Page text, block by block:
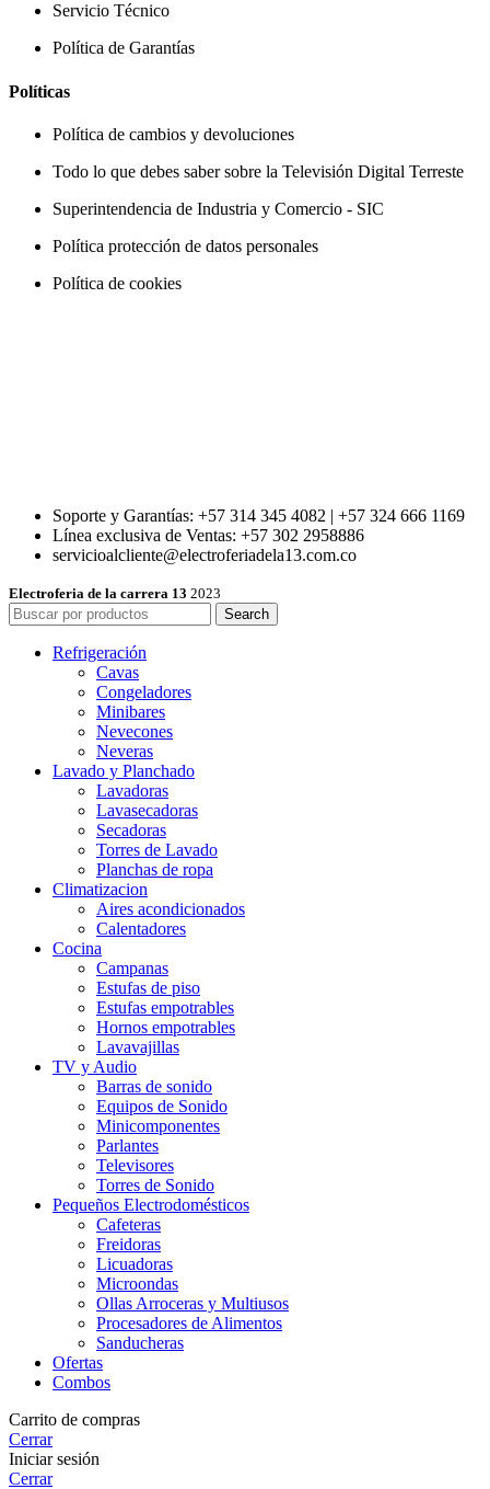
Servicio Técnico
Política de Garantías
Políticas
Política de cambios y devoluciones
Todo lo que debes saber sobre la Televisión Digital Terreste
Superintendencia de Industria y Comercio - SIC
Política protección de datos personales
Política de cookies
Soporte y Garantías: +57 314 345 4082 | +57 324 666 1169
Línea exclusiva de Ventas: +57 302 2958886
servicioalcliente@electroferiadela13.com.co
Electroferia de la carrera 13 2023
Search
Refrigeración
Cavas
Congeladores
Minibares
Nevecones
Neveras
Lavado y Planchado
Lavadoras
Lavasecadoras
Secadoras
Torres de Lavado
Planchas de ropa
Climatizacion
Aires acondicionados
Calentadores
Cocina
Campanas
Estufas de piso
Estufas empotrables
Hornos empotrables
Lavavajillas
TV y Audio
Barras de sonido
Equipos de Sonido
Minicomponentes
Parlantes
Televisores
Torres de Sonido
Pequeños Electrodomésticos
Cafeteras
Freidoras
Licuadoras
Microondas
Ollas Arroceras y Multiusos
Procesadores de Alimentos
Sanducheras
Ofertas
Combos
Carrito de compras
Cerrar
Iniciar sesión
Cerrar